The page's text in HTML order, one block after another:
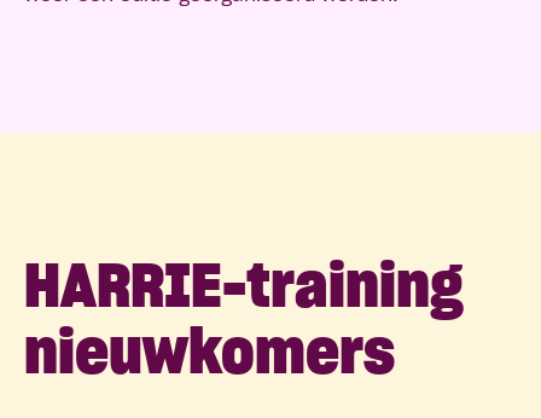
HARRIE-training
nieuwkomers